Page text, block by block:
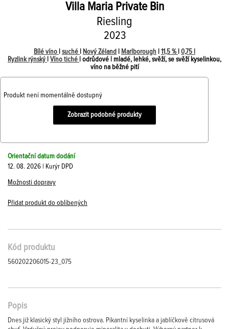
Villa MariaPrivate Bin
Riesling
2023
Bílé víno suché Nový Zéland Marlborough 11,5 % 0,75 l
Ryzlink rýnský Víno tiché
| odrůdové | mladé, lehké, svěží, se svěží kyselinkou,
víno na běžné pití
Produkt není momentálně dostupný
Zobrazit podobné produkty
Orientační datum dodání
12. 08. 2026 | Kurýr DPD
Možnosti dopravy
Přidat produkt do oblíbených
Kód produktu
560202206015-23_075
Popis
Dnes již klasický styl jižního ostrova. Pikantní kyselinka a jablíčkově citrusová